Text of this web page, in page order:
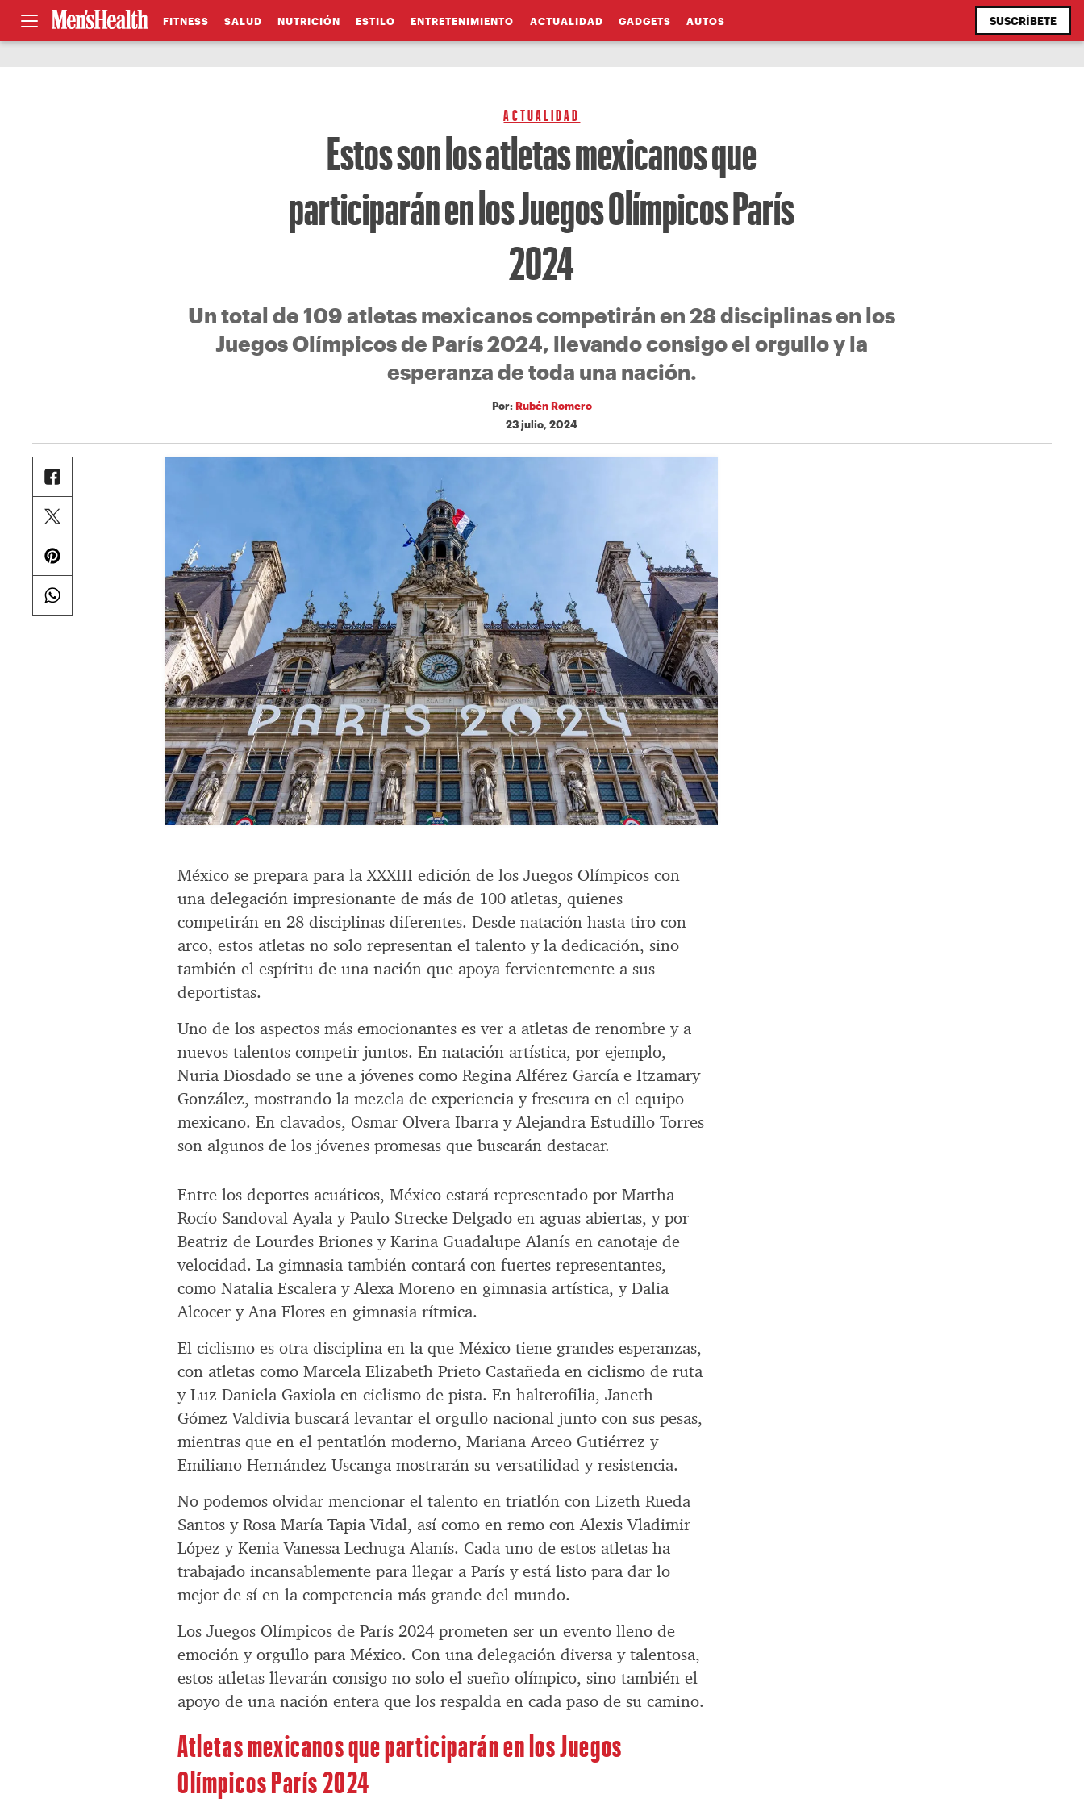
FITNESS SALUD NUTRICIÓN ESTILO ENTRETENIMIENTO ACTUALIDAD GADGETS AUTOS SUSCRÍBETE
ACTUALIDAD
Estos son los atletas mexicanos que
participarán en los Juegos Olímpicos París
2024
Un total de 109 atletas mexicanos competirán en 28 disciplinas en los
Juegos Olímpicos de París 2024, llevando consigo el orgullo y la
esperanza de toda una nación.
Por: Rubén Romero
23 julio, 2024
México se prepara para la XXXIII edición de los Juegos Olímpicos con
una delegación impresionante de más de 100 atletas, quienes
competirán en 28 disciplinas diferentes. Desde natación hasta tiro con
arco, estos atletas no solo representan el talento y la dedicación, sino
también el espíritu de una nación que apoya fervientemente a sus
deportistas.
Uno de los aspectos más emocionantes es ver a atletas de renombre y a
nuevos talentos competir juntos. En natación artística, por ejemplo,
Nuria Diosdado se une a jóvenes como Regina Alférez García e Itzamary
González, mostrando la mezcla de experiencia y frescura en el equipo
mexicano. En clavados, Osmar Olvera Ibarra y Alejandra Estudillo Torres
son algunos de los jóvenes promesas que buscarán destacar.
Entre los deportes acuáticos, México estará representado por Martha
Rocío Sandoval Ayala y Paulo Strecke Delgado en aguas abiertas, y por
Beatriz de Lourdes Briones y Karina Guadalupe Alanís en canotaje de
velocidad. La gimnasia también contará con fuertes representantes,
como Natalia Escalera y Alexa Moreno en gimnasia artística, y Dalia
Alcocer y Ana Flores en gimnasia rítmica.
El ciclismo es otra disciplina en la que México tiene grandes esperanzas,
con atletas como Marcela Elizabeth Prieto Castañeda en ciclismo de ruta
y Luz Daniela Gaxiola en ciclismo de pista. En halterofilia, Janeth
Gómez Valdivia buscará levantar el orgullo nacional junto con sus pesas,
mientras que en el pentatlón moderno, Mariana Arceo Gutiérrez y
Emiliano Hernández Uscanga mostrarán su versatilidad y resistencia.
No podemos olvidar mencionar el talento en triatlón con Lizeth Rueda
Santos y Rosa María Tapia Vidal, así como en remo con Alexis Vladimir
López y Kenia Vanessa Lechuga Alanís. Cada uno de estos atletas ha
trabajado incansablemente para llegar a París y está listo para dar lo
mejor de sí en la competencia más grande del mundo.
Los Juegos Olímpicos de París 2024 prometen ser un evento lleno de
emoción y orgullo para México. Con una delegación diversa y talentosa,
estos atletas llevarán consigo no solo el sueño olímpico, sino también el
apoyo de una nación entera que los respalda en cada paso de su camino.
Atletas mexicanos que participarán en los Juegos
Olímpicos París 2024